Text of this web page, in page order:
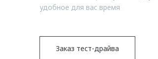
удобное для вас время
Заказ тест-драйва